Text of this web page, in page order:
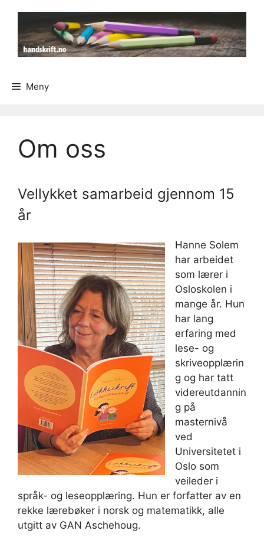
innhold
Meny
Om oss
Vellykket samarbeid gjennom 15
år
Hanne Solem
har arbeidet
som lærer i
Osloskolen i
mange år. Hun
har lang
erfaring med
lese- og
skriveopplærin
g og har tatt
videreutdannin
g på
masternivå
ved
Universitetet i
Oslo som
veileder i
språk- og leseopplæring. Hun er forfatter av en
rekke lærebøker i norsk og matematikk, alle
utgitt av GAN Aschehoug.